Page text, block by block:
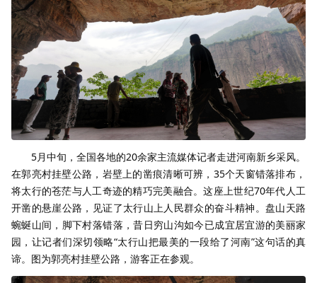
5月中旬，全国各地的20余家主流媒体记者走进河南新乡采风。
在郭亮村挂壁公路，岩壁上的凿痕清晰可辨，35个天窗错落排布，
将太行的苍茫与人工奇迹的精巧完美融合。这座上世纪70年代人工
开凿的悬崖公路，见证了太行山上人民群众的奋斗精神。盘山天路
蜿蜒山间，脚下村落错落，昔日穷山沟如今已成宜居宜游的美丽家
园，让记者们深切领略“太行山把最美的一段给了河南”这句话的真
谛。图为郭亮村挂壁公路，游客正在参观。